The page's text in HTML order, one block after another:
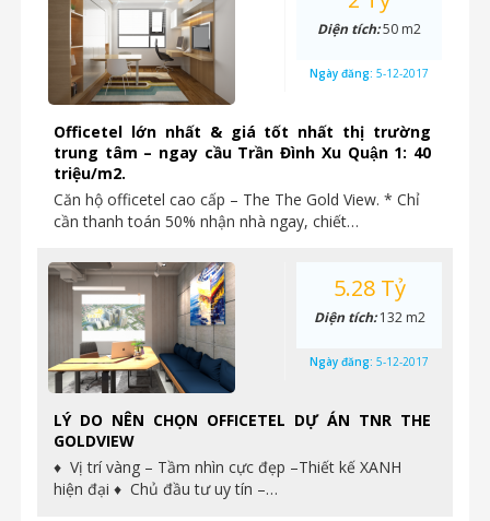
Officetel lớn nhất & giá tốt nhất thị trường
trung tâm – ngay cầu Trần Đình Xu Quận 1: 40
triệu/m2.
Căn hộ officetel cao cấp – The The Gold View. * Chỉ
cần thanh toán 50% nhận nhà ngay, chiết…
Diện tích:50 m2
Ngày đăng: 5-12-2017
LÝ DO NÊN CHỌN OFFICETEL DỰ ÁN TNR THE
GOLDVIEW
♦ Vị trí vàng – Tầm nhìn cực đẹp –Thiết kế XANH
hiện đại ♦ Chủ đầu tư uy tín –…
5.28 Tỷ
Diện tích:132 m2
Ngày đăng: 5-12-2017